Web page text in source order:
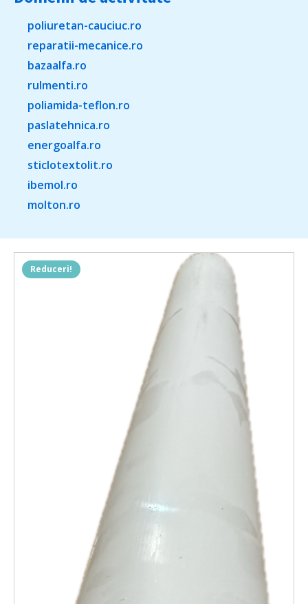
poliuretan-cauciuc.ro
reparatii-mecanice.ro
bazaalfa.ro
rulmenti.ro
poliamida-teflon.ro
paslatehnica.ro
energoalfa.ro
sticlotextolit.ro
ibemol.ro
molton.ro
Reduceri!